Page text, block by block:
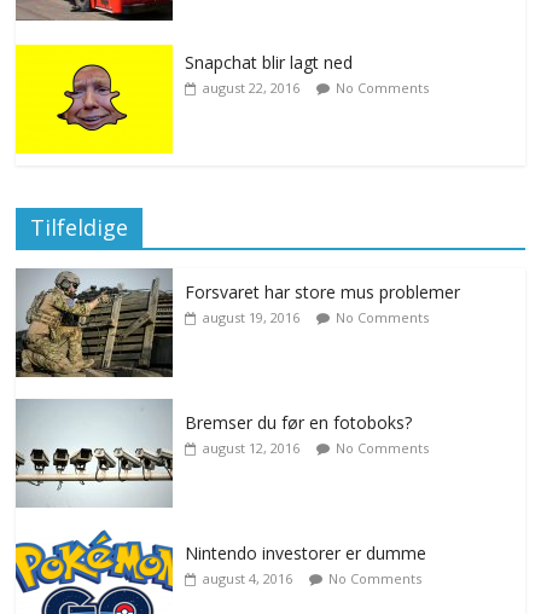
Snapchat blir lagt ned
august 22, 2016 No Comments
Tilfeldige
Forsvaret har store mus problemer
august 19, 2016 No Comments
Bremser du før en fotoboks?
august 12, 2016 No Comments
Nintendo investorer er dumme
august 4, 2016 No Comments